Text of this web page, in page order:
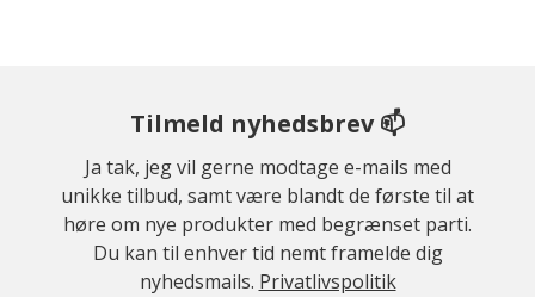
Tilmeld nyhedsbrev 📫
Ja tak, jeg vil gerne modtage e-mails med
unikke tilbud, samt være blandt de første til at
høre om nye produkter med begrænset parti.
Du kan til enhver tid nemt framelde dig
nyhedsmails. Privatlivspolitik